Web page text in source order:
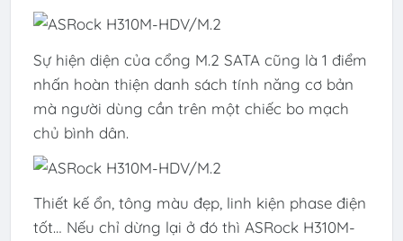
Sự hiện diện của cổng M.2 SATA cũng là 1 điểm
nhấn hoàn thiện danh sách tính năng cơ bản
mà người dùng cần trên một chiếc bo mạch
chủ bình dân.
Thiết kế ổn, tông màu đẹp, linh kiện phase điện
tốt… Nếu chỉ dừng lại ở đó thì ASRock H310M-